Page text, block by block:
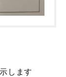
します